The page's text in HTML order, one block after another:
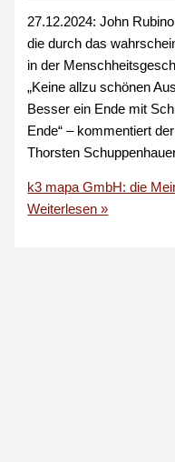
27.12.2024: John
die durch das
in der
„Keine allzu schönen
Besser ein Ende mit
Ende“ – kommentiert
Thorsten
k3 mapa GmbH: die
Weiterlesen »